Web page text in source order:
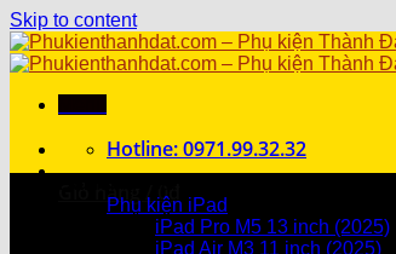
Skip to content
Hotline: 0971.99.32.32
Giỏ hàng / 0₫
Chưa có sản phẩm trong giỏ hàng.
Phụ kiện iPad
iPad Pro M5 13 inch (2025)
iPad Air M3 11 inch (2025)